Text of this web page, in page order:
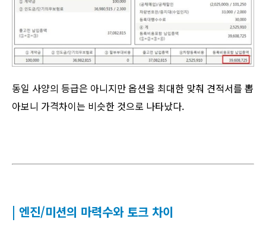
동일 사양의 등급은 아니지만 옵션을 최대한 맞춰 견적서를 뽑
아보니 가격차이는 비슷한 것으로 나타났다.
| 엔진/미션의 마력수와 토크 차이